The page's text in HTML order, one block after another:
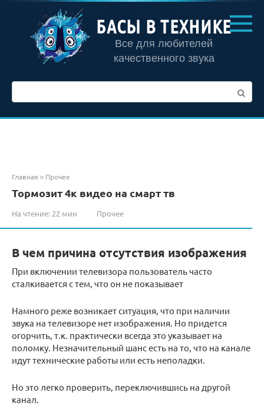
контенту
БАСЫ В ТЕХНИКЕ
Все для любителей
качественного звука
Главная » Прочее
Тормозит 4к видео на смарт тв
На чтение: 22 мин Прочее
В чем причина отсутствия изображения
При включении телевизора пользователь часто
сталкивается с тем, что он не показывает
Намного реже возникает ситуация, что при наличии
звука на телевизоре нет изображения. Но придется
огорчить, т.к. практически всегда это указывает на
поломку. Незначительный шанс есть на то, что на канале
идут технические работы или есть неполадки.
Но это легко проверить, переключившись на другой
канал.